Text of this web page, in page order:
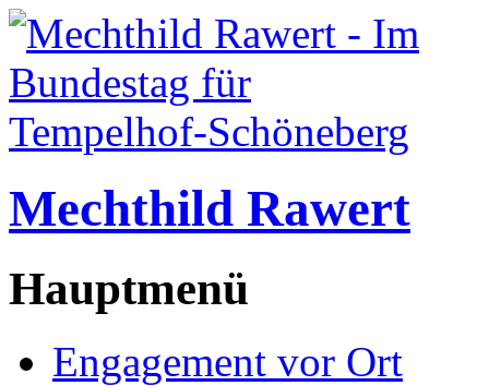
Mechthild Rawert
Hauptmenü
Engagement vor Ort